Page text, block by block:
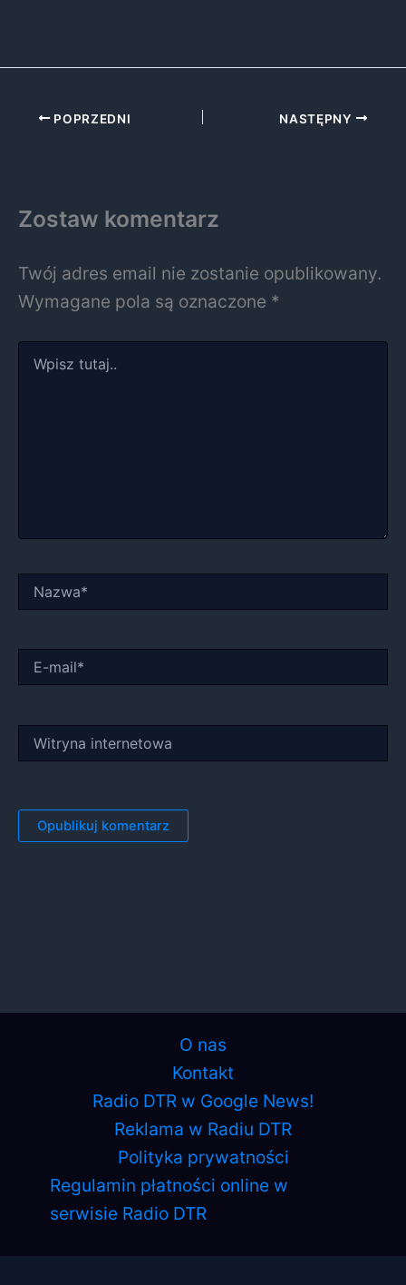
POPRZEDNI NASTĘPNY
Zostaw komentarz
Twój adres email nie zostanie opublikowany.
Wymagane pola są oznaczone *
tutaj..
mail*
internetowa
O nas
Kontakt
Radio DTR w Google News!
Reklama w Radiu DTR
Polityka prywatności
Regulamin płatności online w
serwisie Radio DTR